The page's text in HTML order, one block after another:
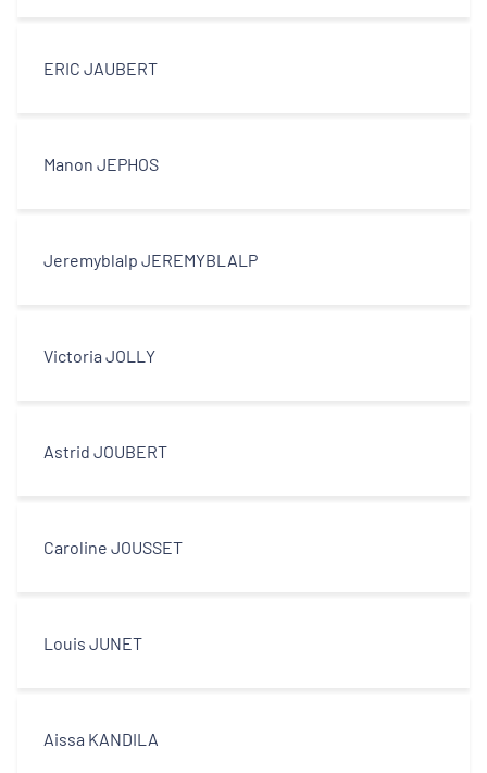
ERIC JAUBERT
Manon JEPHOS
Jeremyblalp JEREMYBLALP
Victoria JOLLY
Astrid JOUBERT
Caroline JOUSSET
Louis JUNET
Aissa KANDILA